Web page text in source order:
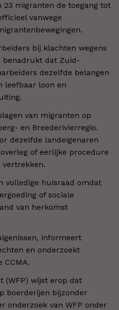
23 migranten de toegang tot
vanwege
bij klachten wegens
benadrukt dat Zuid-
dezelfde belangen
leefbaar loon en
van migranten op
en Breederivierregio.
dezelfde landeigenaren
of eerlijke procedure
volledige huisraad omdat
of sociale
van herkomst
informeert
en onderzoekt
CCMA.
(WFP) wijst erop dat
boerderijen bijzonder
onderzoek van WFP onder